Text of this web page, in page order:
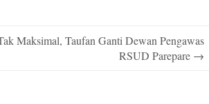
Maksimal, Taufan Ganti Dewan Pengawas
RSUD Parepare →